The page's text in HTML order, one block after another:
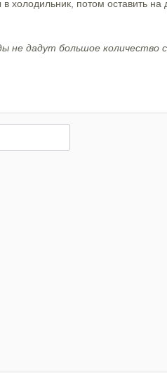
холодильник, потом оставить на
не дадут большое количество